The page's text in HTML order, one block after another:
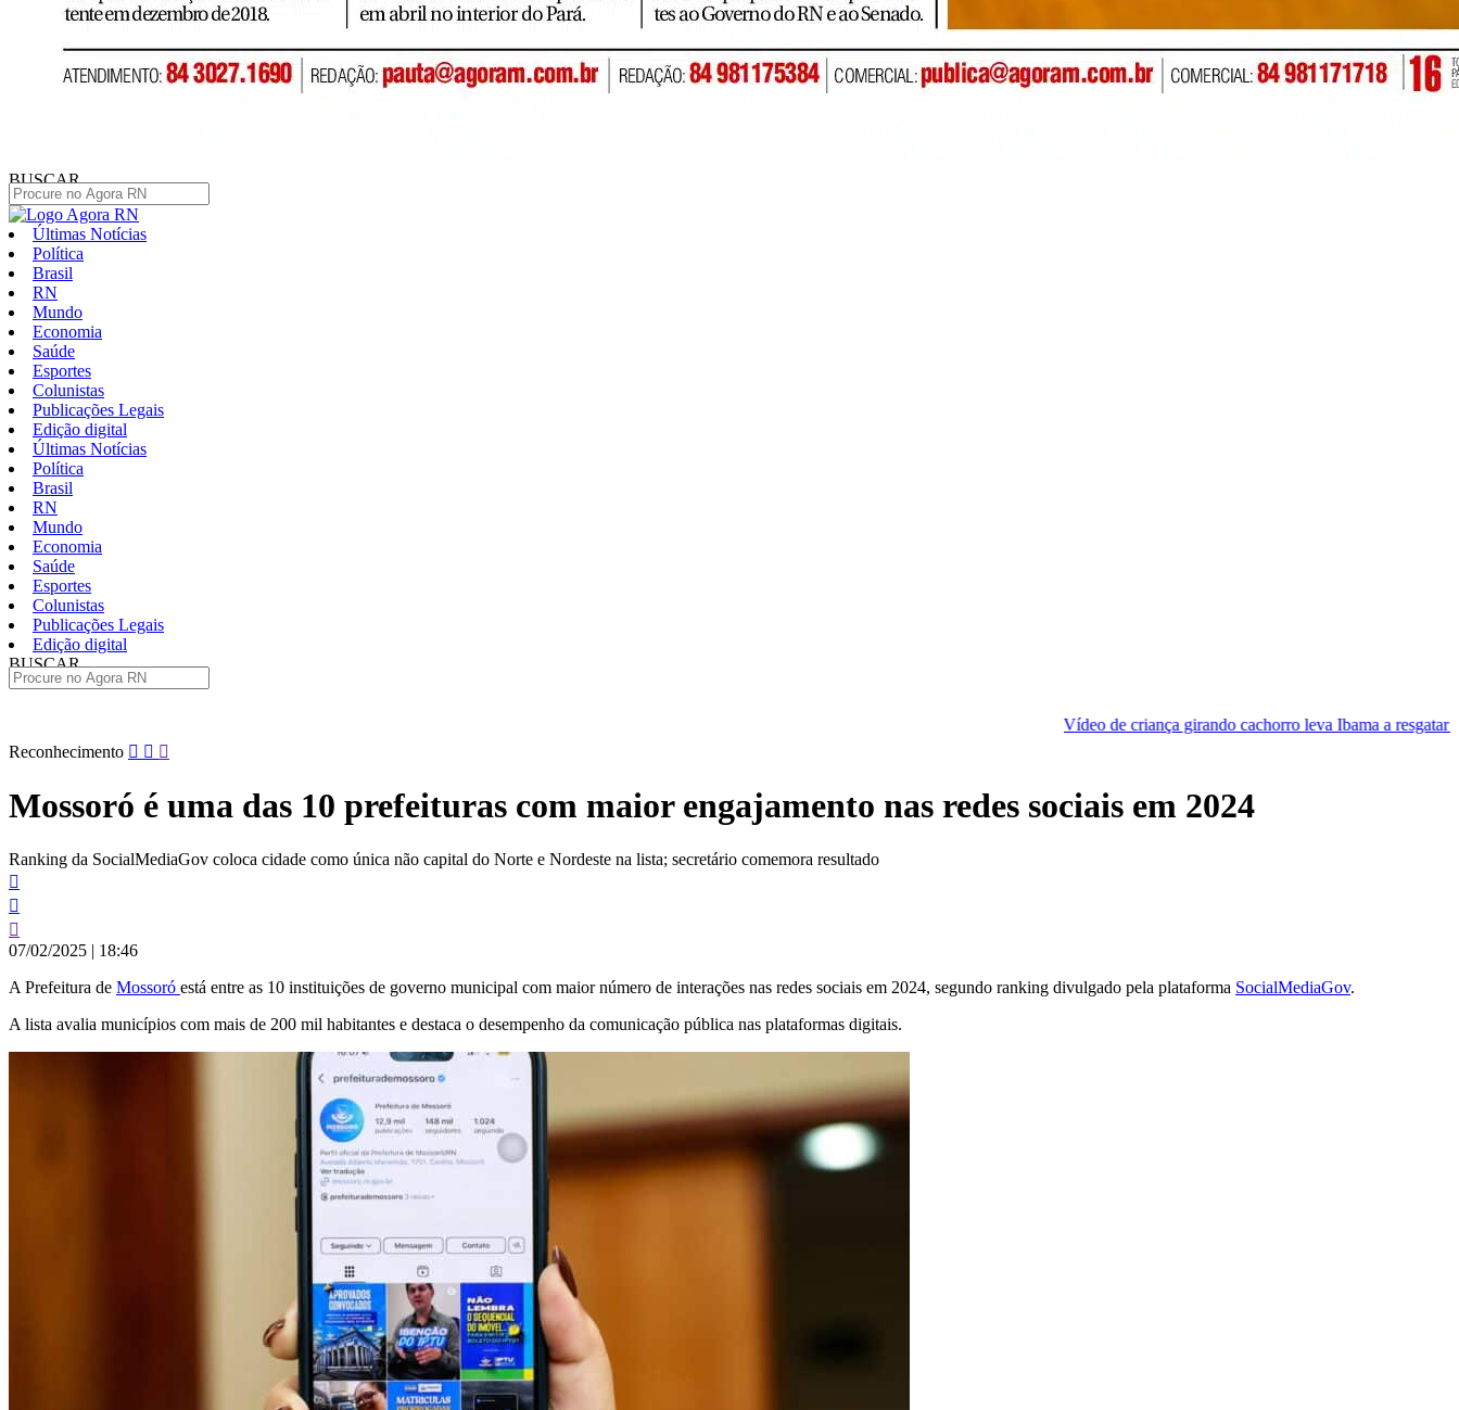
BUSCAR
Últimas Notícias
Política
Brasil
RN
Mundo
Economia
Saúde
Esportes
Colunistas
Publicações Legais
Edição digital
Últimas Notícias
Política
Brasil
RN
Mundo
Economia
Saúde
Esportes
Colunistas
Publicações Legais
Edição digital
BUSCAR
Vídeo de criança girando cachorro leva Ibama a resgatar animal
Pular
conteúdo
Reconhecimento
Mossoró é uma das 10 prefeituras com maior engajamento nas redes sociais em 2024
Ranking da SocialMediaGov coloca cidade como única não capital do Norte e Nordeste na lista; secretário comemora resultado
07/02/2025 | 18:46
A Prefeitura de Mossoró está entre as 10 instituições de governo municipal com maior número de interações nas redes sociais em 2024, segundo ranking divulgado pela plataforma SocialMediaGov.
A lista avalia municípios com mais de 200 mil habitantes e destaca o desempenho da comunicação pública nas plataformas digitais.